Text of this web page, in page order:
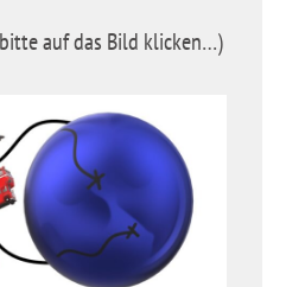
auf das Bild klicken…)